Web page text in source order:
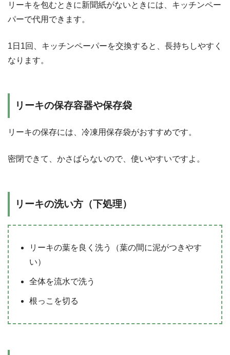
リーキを包むときに新聞紙がないときには、キッチンペー
パーで代用できます。
1日1回、キッチンペーパーを交換すると、長持ちしやすく
なります。
リーキの保存容器や保存袋
リーキの保存には、冷凍用保存袋がおすすめです。
密閉できて、かさばらないので、使いやすいですよ。
リーキの洗い方（下処理）
リーキの葉を良く洗う（葉の間に泥がつきやす
い）
全体を流水で洗う
根っこを切る